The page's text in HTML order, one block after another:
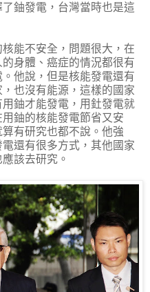
鈾發電，台灣當時也是這
能不安全，問題很大，在
身體、癌症的情況都很有
他說，但是核能發電還有
也沒有能源，這樣的國家
鈾才能發電，用釷發電就
鈾的核能發電節省又安
有研究也都不說。他強
還有很多方式，其他國家
該去研究。